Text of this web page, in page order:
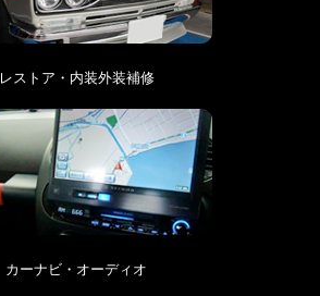
レストア・内装外装補修
カーナビ・オーディオ